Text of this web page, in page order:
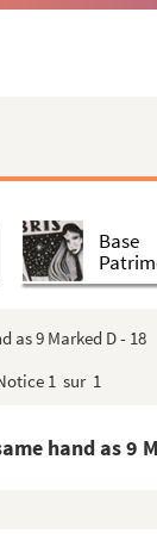
Base
as 9 Marked D - 18
1 sur 1
hand as 9
Fourier)
entre Rome et l'Es...